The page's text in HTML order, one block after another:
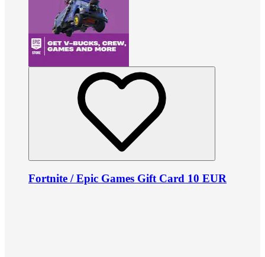
Fortnite / Epic Games Gift Card 10 EUR